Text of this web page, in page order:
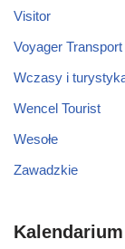
Visitor
Voyager Transport
Wczasy i
Wencel Tourist
Wesołe
Zawadzkie
Kalendarium